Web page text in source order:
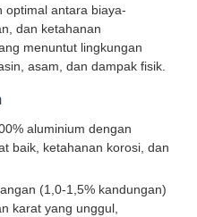
optimal antara biaya-
dan ketahanan
menuntut lingkungan
asam, dan dampak fisik.
aluminium dengan
baik, ketahanan korosi, dan
(1,0-1,5% kandungan)
karat yang unggul,